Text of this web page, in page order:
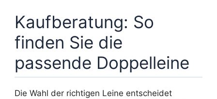
Kaufberatung: So
finden Sie die
passende Doppelleine
Die Wahl der richtigen Leine entscheidet